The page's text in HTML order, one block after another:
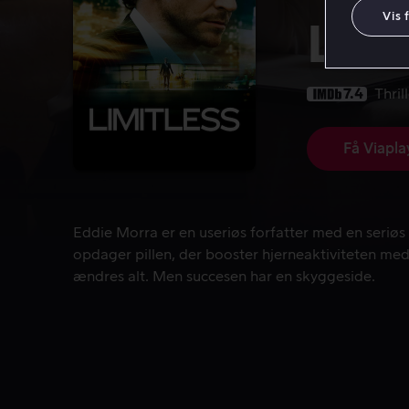
7.4
Få
Eddie Morra er en useriøs forfatter med en
Eddie Morra er en useriøs forfatter med en
opdager pillen, der booster hjerneaktiviteten
ændres alt. Men succesen har en skyggeside.
Vis